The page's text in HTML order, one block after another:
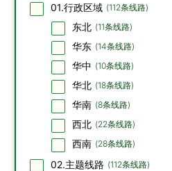
01.行政区域 (112条线路)
东北 (11条线路)
华东 (14条线路)
华中 (10条线路)
华北 (18条线路)
华南 (8条线路)
西北 (22条线路)
西南 (28条线路)
02.主题线路 (112条线路)